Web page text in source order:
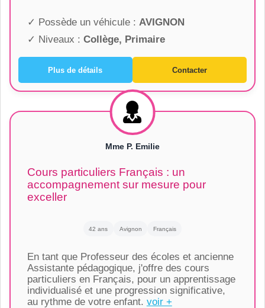
✓ Possède un véhicule : AVIGNON
✓ Niveaux : Collège, Primaire
Plus de détails Contacter
Mme P. Emilie
Cours particuliers Français : un
accompagnement sur mesure pour
exceller
42 ans Avignon Français
En tant que Professeur des écoles et ancienne
Assistante pédagogique, j'offre des cours
particuliers en Français, pour un apprentissage
individualisé et une progression significative,
au rythme de votre enfant. voir +